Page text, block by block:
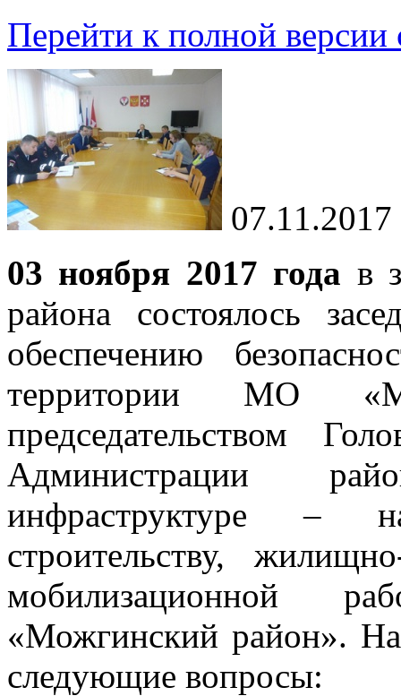
Перейти к полной версии
07.11.2017
03 ноября 2017 года в
района состоялось
обеспечению
территории МО
председательством
Администрации
инфраструктуре –
строительству,
мобилизационной
«Можгинский район».
следующие вопросы: